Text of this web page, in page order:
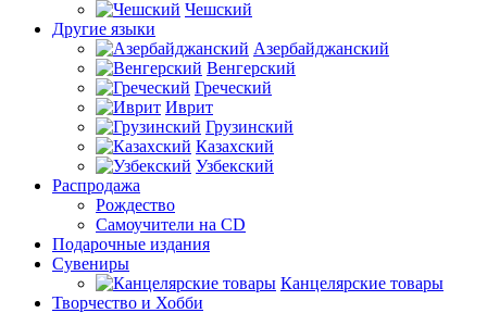
Чешский
Другие языки
Азербайджанский
Венгерский
Греческий
Иврит
Грузинский
Казахский
Узбекский
Распродажа
Рождество
Самоучители на CD
Подарочные издания
Сувениры
Канцелярские товары
Творчество и Хобби